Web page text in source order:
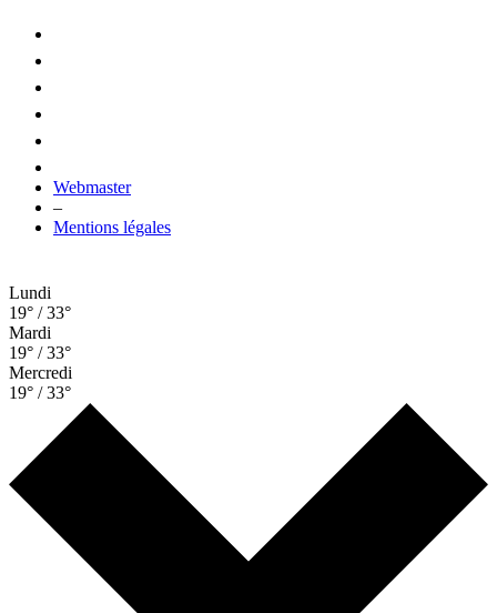
Webmaster
–
Mentions légales
Lundi
19° / 33°
Mardi
19° / 33°
Mercredi
19° / 33°